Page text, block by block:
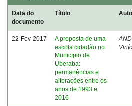
Data do
documento
Título
22-Fev-2017
A proposta de uma
escola cidadão no
Município de
Uberaba:
permanências e
alterações entre os
anos de 1993 e
2016